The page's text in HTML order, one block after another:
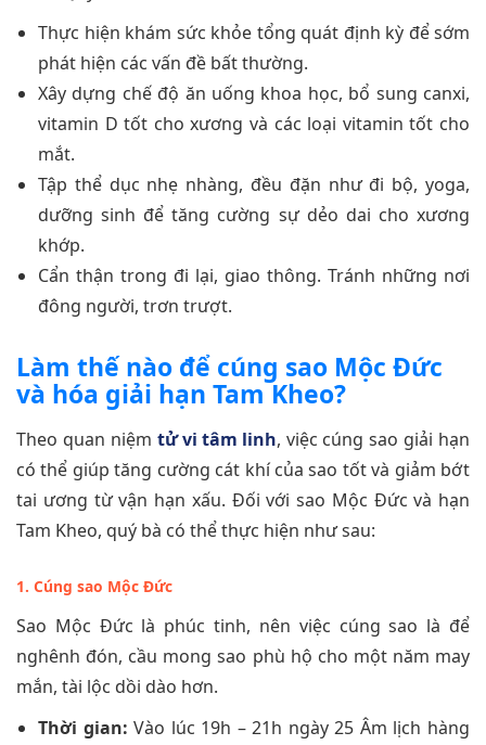
Thực hiện khám sức khỏe tổng quát định kỳ để sớm
phát hiện các vấn đề bất thường.
Xây dựng chế độ ăn uống khoa học, bổ sung canxi,
vitamin D tốt cho xương và các loại vitamin tốt cho
mắt.
Tập thể dục nhẹ nhàng, đều đặn như đi bộ, yoga,
dưỡng sinh để tăng cường sự dẻo dai cho xương
khớp.
Cẩn thận trong đi lại, giao thông. Tránh những nơi
đông người, trơn trượt.
Làm thế nào để cúng sao Mộc Đức
và hóa giải hạn Tam Kheo?
Theo quan niệm tử vi tâm linh, việc cúng sao giải hạn
có thể giúp tăng cường cát khí của sao tốt và giảm bớt
tai ương từ vận hạn xấu. Đối với sao Mộc Đức và hạn
Tam Kheo, quý bà có thể thực hiện như sau:
1. Cúng sao Mộc Đức
Sao Mộc Đức là phúc tinh, nên việc cúng sao là để
nghênh đón, cầu mong sao phù hộ cho một năm may
mắn, tài lộc dồi dào hơn.
Thời gian: Vào lúc 19h – 21h ngày 25 Âm lịch hàng